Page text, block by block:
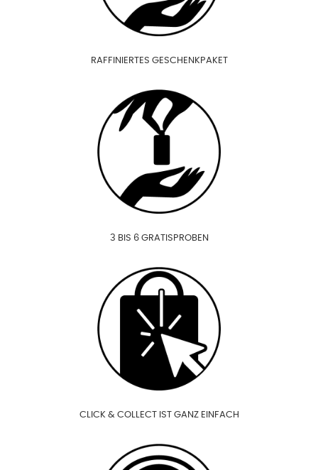
RAFFINIERTES GESCHENKPAKET
3 BIS 6 GRATISPROBEN
CLICK & COLLECT IST GANZ EINFACH